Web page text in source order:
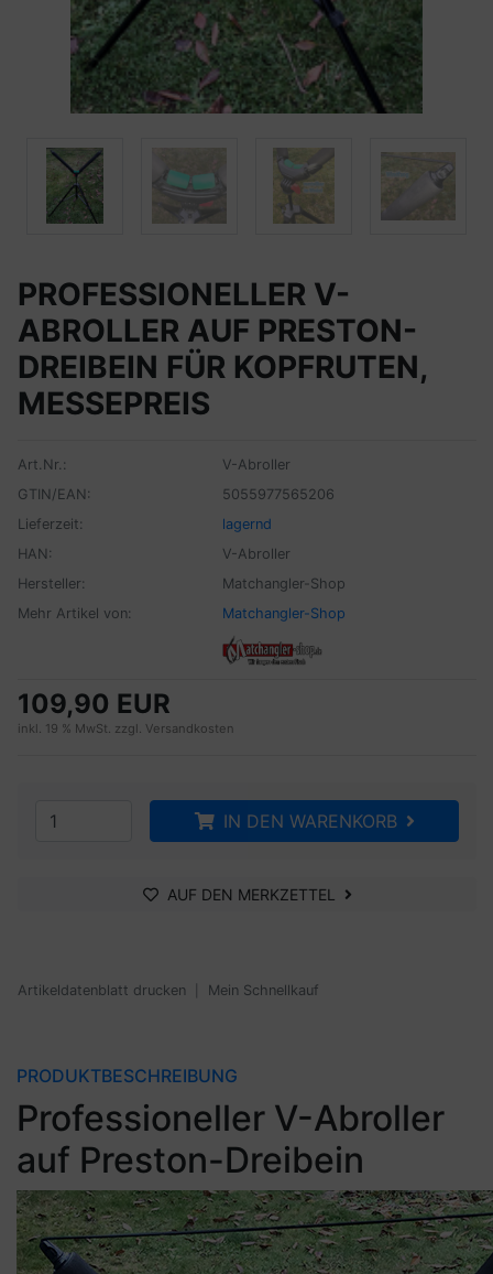
PROFESSIONELLER V-
ABROLLER AUF PRESTON-
DREIBEIN FÜR KOPFRUTEN,
MESSEPREIS
Art.Nr.:
V-Abroller
GTIN/EAN:
5055977565206
Lieferzeit:
lagernd
HAN:
V-Abroller
Hersteller:
Matchangler-Shop
Mehr Artikel von:
Matchangler-Shop
109,90 EUR
inkl. 19 % MwSt. zzgl. Versandkosten
IN DEN WARENKORB
AUF DEN MERKZETTEL
Artikeldatenblatt drucken Mein Schnellkauf
PRODUKTBESCHREIBUNG
Professioneller V-Abroller
auf Preston-Dreibein